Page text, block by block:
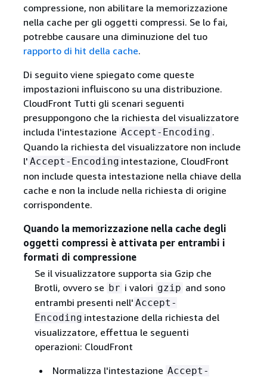
compressione, non abilitare la memorizzazione
nella cache per gli oggetti compressi. Se lo fai,
potrebbe causare una diminuzione del tuo
rapporto di hit della cache.
Di seguito viene spiegato come queste
impostazioni influiscono su una distribuzione.
CloudFront Tutti gli scenari seguenti
presuppongono che la richiesta del visualizzatore
includa l'intestazione Accept-Encoding .
Quando la richiesta del visualizzatore non include
l' Accept-Encoding intestazione, CloudFront
non include questa intestazione nella chiave della
cache e non la include nella richiesta di origine
corrispondente.
Quando la memorizzazione nella cache degli
oggetti compressi è attivata per entrambi i
formati di compressione
Se il visualizzatore supporta sia Gzip che
Brotli, ovvero se br i valori gzip and sono
entrambi presenti nell' Accept-
Encoding intestazione della richiesta del
visualizzatore, effettua le seguenti
operazioni: CloudFront
Normalizza l'intestazione Accept-